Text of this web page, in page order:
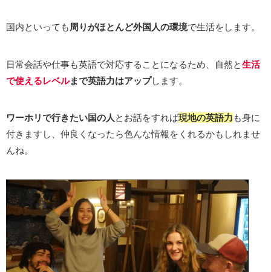
国内といっても 周りがほとんど外国人の環境で生活をします。
日常会話や仕事も英語で対応することになるため、自然と生活
で使えるレベルまで英語力はアップします。
ワーホリで行きたい国の人 とお話をすれば現地の英語力 も身に
付きますし、仲良くなったら色んな情報をくれるかもしれませ
んね。